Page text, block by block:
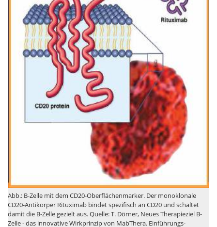
Abb.: B-Zelle mit dem CD20-Oberflächenmarker. Der monoklonale
CD20-Antikörper Rituximab bindet spezifisch an CD20 und schaltet
damit die B-Zelle gezielt aus. Quelle: T. Dörner, Neues Therapieziel B-
Zelle - das innovative Wirkprinzip von MabThera. Einführungs-